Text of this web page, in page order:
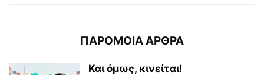
ΠΑΡΟΜΟΙΑ ΑΡΘΡΑ
Και όμως, κινείται!